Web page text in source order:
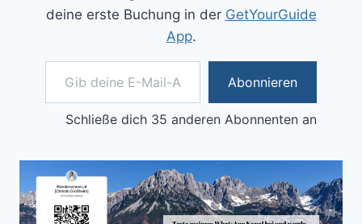
deine erste Buchung in der GetYourGuide
App.
Gib deine E-Mail-Adresse ein ...
Abonnieren
Schließe dich 35 anderen Abonnenten an